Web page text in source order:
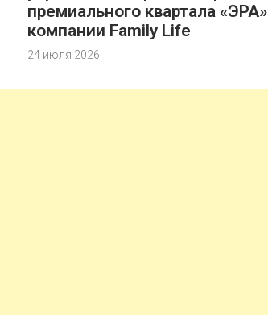
премиального квартала «ЭРА»
компании Family Life
24 июля 2026